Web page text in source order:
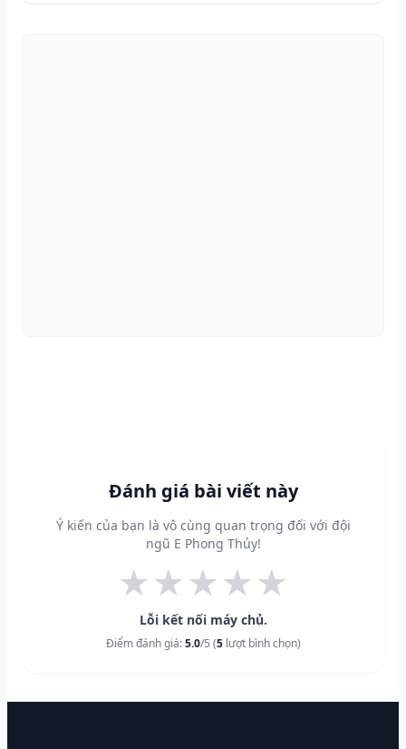
Đánh giá bài viết này
Ý kiến của bạn là vô cùng quan trọng đối với đội
ngũ E Phong Thủy!
★★★★★
Lỗi kết nối máy chủ.
Điểm đánh giá:5.0/5 (5lượt bình chọn)